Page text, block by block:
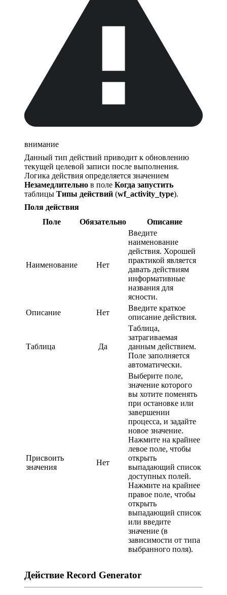
внимание
Данный тип действий приводит к обновлению
текущей целевой записи после выполнения.
Логика действия определяется значением
Незамедлительно в поле Когда запустить
таблицы Типы действий (wf_activity_type).
Поля действия
Поле
Обязательно Описание
Наименование Нет
Введите
наименование
действия. Хорошей
практикой является
давать действиям
информативные
названия для
ясности.
Описание
Нет
Введите краткое
описание действия.
Таблица Да
Таблица,
затрагиваемая
данным действием.
Поле заполняется
автоматически.
Присвоить
значения
Нет
Выберите поле,
значение которого
вы хотите поменять
при остановке или
завершении
процесса, и задайте
новое значение.
Нажмите на крайнее
левое поле, чтобы
открыть
выпадающий список
доступных полей.
Нажмите на крайнее
правое поле, чтобы
открыть
выпадающий список
или введите
значение (в
зависимости от типа
выбранного поля).
Действие Record Generator